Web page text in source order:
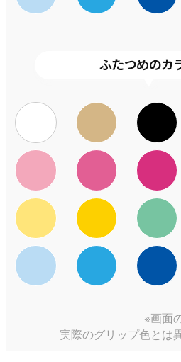
※画面
実際のグリップ色とは